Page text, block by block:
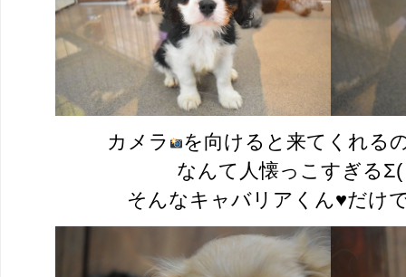
カメラ
を向けると来てくれる
なんて人懐っこすぎる
そんなキャバリアくん♥だけ